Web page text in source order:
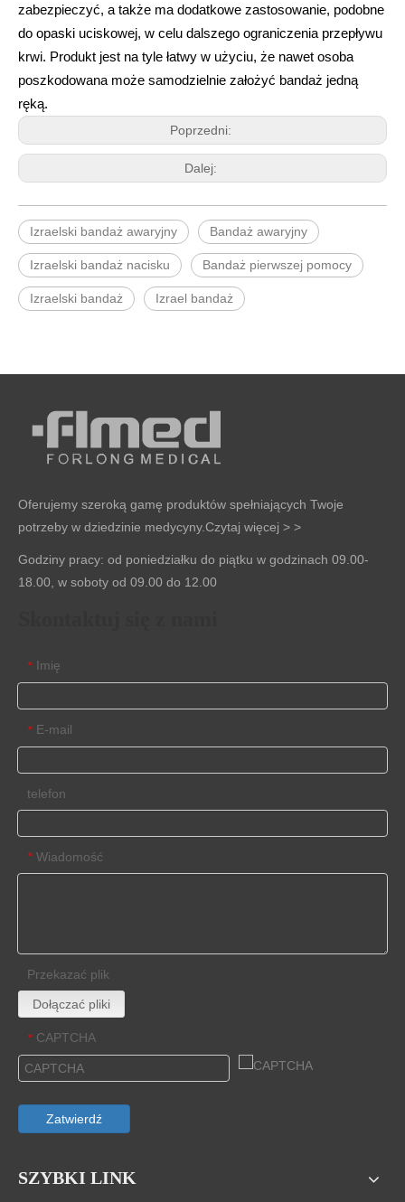
zabezpieczyć, a także ma dodatkowe zastosowanie, podobne
do opaski uciskowej, w celu dalszego ograniczenia przepływu
krwi. Produkt jest na tyle łatwy w użyciu, że nawet osoba
poszkodowana może samodzielnie założyć bandaż jedną
ręką.
Poprzedni:
Dalej:
Izraelski bandaż awaryjny Bandaż awaryjny
Izraelski bandaż nacisku Bandaż pierwszej pomocy
Izraelski bandaż Izrael bandaż
Oferujemy szeroką gamę produktów spełniających Twoje
potrzeby w dziedzinie medycyny.Czytaj więcej > >
Godziny pracy: od poniedziałku do piątku w godzinach 09.00-
18.00, w soboty od 09.00 do 12.00
* Imię
* E-mail
telefon
* Wiadomość
Przekazać plik
Dołączać pliki
* CAPTCHA
Zatwierdź
SZYBKI LINK